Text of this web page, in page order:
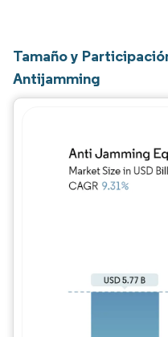
Tamaño y
Antijamming